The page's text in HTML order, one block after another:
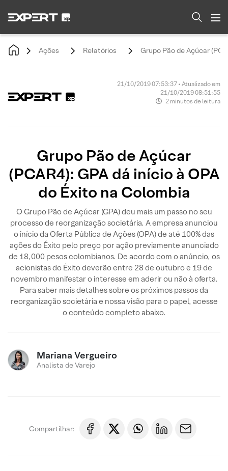
Ações Relatórios Grupo Pão de Açúcar
21/10/2019 07:53:37 • Atualizado em
21/10/2019 08:51:55
2 minutos de leitura
Grupo Pão de Açúcar
(PCAR4): GPA dá início à OPA
do Éxito na Colombia
O Grupo Pão de Açúcar (GPA) deu mais um passo no seu
processo de reorganização societária. A empresa anunciou
o início da Oferta Pública de Ações (OPA) de até 100% das
ações do Éxito pelo preço por ação previamente anunciado
de 18,000 pesos colombianos. De acordo com o anúncio, os
acionistas do Éxito deverão entre 28 de outubro e 19 de
novembro manifestar o interesse em aderir ou não à oferta.
Para saber mais detalhes sobre os próximos passos da
reorganização societária e nossa visão para o papel, acesse
o conteúdo completo abaixo.
Mariana Vergueiro
Analista de Varejo
Compartilhar: